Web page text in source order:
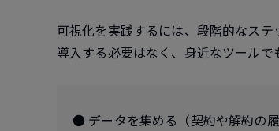
可視化を実践するには、段階的なス
導入する必要はなく、身近なツールで
● データを集める（契約や解約の